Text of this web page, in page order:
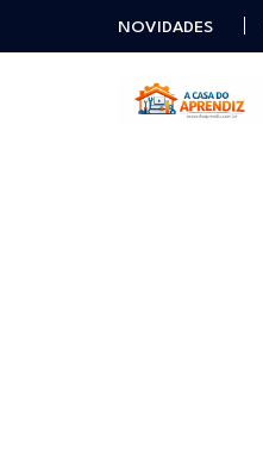
NOVIDADES